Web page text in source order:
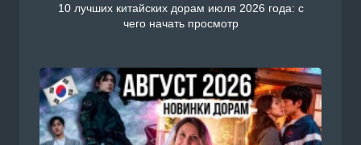
10 лучших китайских дорам июля 2026 года: с
чего начать просмотр